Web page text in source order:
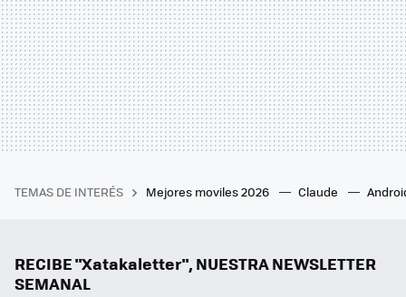
TEMAS DE INTERÉS Mejores moviles 2026 Claude
RECIBE "Xatakaletter", NUESTRA NEWSLETTER
SEMANAL